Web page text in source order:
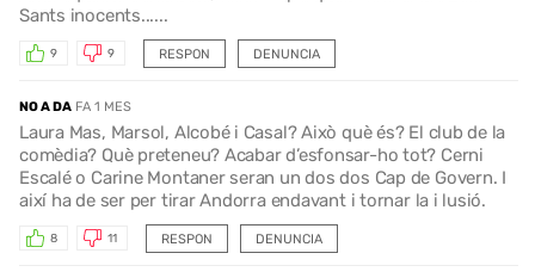
Sants inocents......
RESPON
9 9 DENUNCIA
NO A DA FA 1 MES
Laura Mas, Marsol, Alcobé i Casal? Això què és? El club de la
comèdia? Què preteneu? Acabar d’esfonsar-ho tot? Cerni
Escalé o Carine Montaner seran un dos dos Cap de Govern. I
així ha de ser per tirar Andorra endavant i tornar la i lusió.
RESPON
8 11 DENUNCIA